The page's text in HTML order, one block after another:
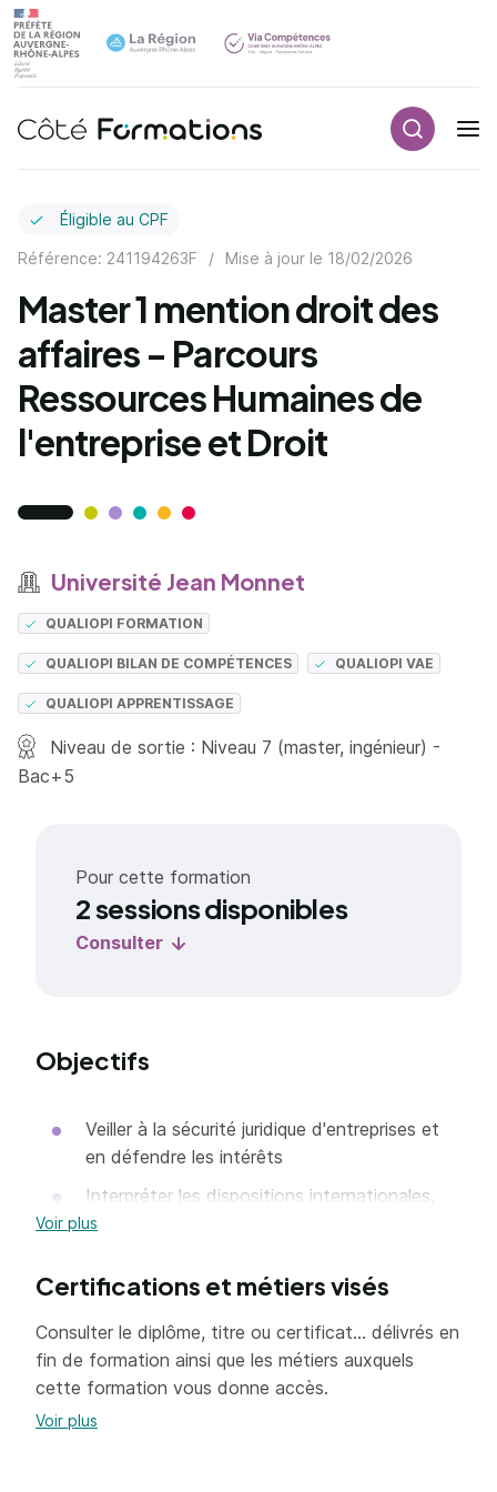
Navigation principale
Éligible au CPF
Référence: 241194263F / Mise à jour le 18/02/2026
Master 1 mention droit des
affaires - Parcours
Ressources Humaines de
l'entreprise et Droit
Université Jean Monnet
QUALIOPI FORMATION
QUALIOPI BILAN DE COMPÉTENCES QUALIOPI VAE
QUALIOPI APPRENTISSAGE
Niveau de sortie : Niveau 7 (master, ingénieur) -
Bac+5
Pour cette formation
2 sessions disponibles
Consulter
Objectifs
Veiller à la sécurité juridique d'entreprises et
en défendre les intérêts
Interpréter les dispositions internationales,
européennes, nationales et locales en droit
innovations constantes de la législation et
Construire des modèles de prévention/
résolution des litiges intégrant les différentes
parties
Voir plus
Certifications et métiers visés
Consulter le diplôme, titre ou certificat... délivrés en
fin de formation ainsi que les métiers auxquels
cette formation vous donne accès.
Voir plus